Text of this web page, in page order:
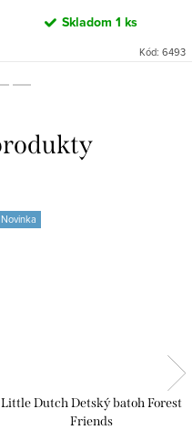
Skladom 1 ks
Kód: 6493
Novinka
Little Dutch Detský batoh Forest
Friends